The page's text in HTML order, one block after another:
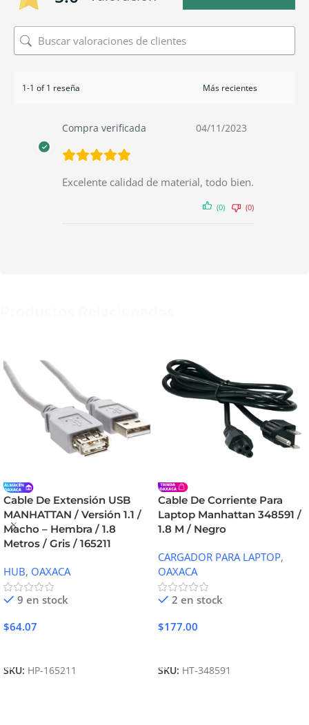
1-1 of 1 reseña
Compra verificada 04/11/2023
Excelente calidad de material, todo bien.
(0) (0)
Cable De Extensión USB
MANHATTAN / Versión 1.1 /
Macho – Hembra / 1.8
Metros / Gris / 165211
HUB, OAXACA
9 en stock
$64.07
SKU: HP-165211
Cable De Corriente Para
Laptop Manhattan 348591 /
1.8 M / Negro
CARGADOR PARA LAPTOP,
OAXACA
2 en stock
$177.00
SKU: HT-348591